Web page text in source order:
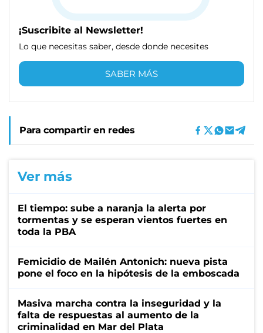
¡Suscribite al Newsletter!
Lo que necesitas saber, desde donde necesites
SABER MÁS
Para compartir en redes
Ver más
El tiempo: sube a naranja la alerta por
tormentas y se esperan vientos fuertes en
toda la PBA
Femicidio de Mailén Antonich: nueva pista
pone el foco en la hipótesis de la emboscada
Masiva marcha contra la inseguridad y la
falta de respuestas al aumento de la
criminalidad en Mar del Plata